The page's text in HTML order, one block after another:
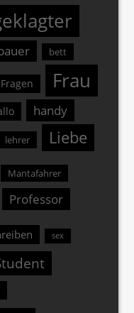
bett
Fragen Frau
handy
lehrer Liebe
Mantafahrer
Professor
sex